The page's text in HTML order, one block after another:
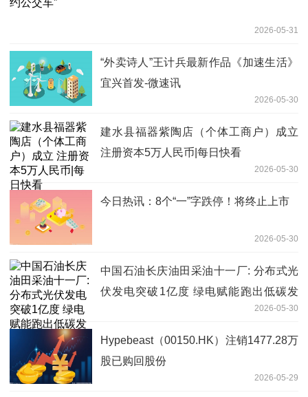
2026-05-31
“外卖诗人”王计兵最新作品《加速生活》
宜兴首发-微速讯
2026-05-30
建水县福器紫陶店（个体工商户）成立
注册资本5万人民币|每日快看
2026-05-30
今日热讯：8个“一”字跌停！将终止上市
2026-05-30
中国石油长庆油田采油十一厂: 分布式光
伏发电突破1亿度 绿电赋能跑出低碳发
2026-05-30
Hypebeast（00150.HK）注销1477.28万
股已购回股份
2026-05-29